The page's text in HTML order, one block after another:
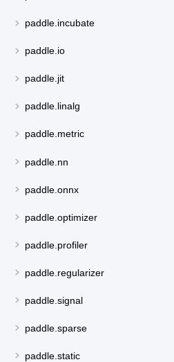
paddle.incubate
paddle.io
paddle.jit
paddle.linalg
paddle.metric
paddle.nn
paddle.onnx
paddle.optimizer
paddle.profiler
paddle.regularizer
paddle.signal
paddle.sparse
paddle.static